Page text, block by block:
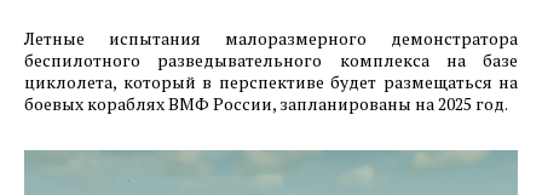
08.01.2025
ОЭЗ Красноярская Технологическая Долина.
Итоги строительного сезона 2024 года.
Завершающая фаза строительства первого
этапа машиностроительного предприятия АО
Летные испытания малоразмерного демонстратора
беспилотного разведывательного комплекса на базе
циклолета, который в перспективе будет размещаться на
боевых кораблях ВМФ России, запланированы на 2025 год.